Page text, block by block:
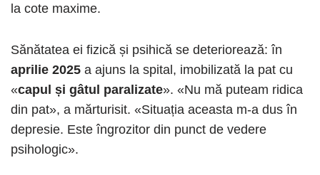
la cote maxime.
Sănătatea ei fizică și psihică se deteriorează: în
aprilie 2025 a ajuns la spital, imobilizată la pat cu
«capul și gâtul paralizate». «Nu mă puteam ridica
din pat», a mărturisit. «Situația aceasta m-a dus în
depresie. Este îngrozitor din punct de vedere
psihologic».